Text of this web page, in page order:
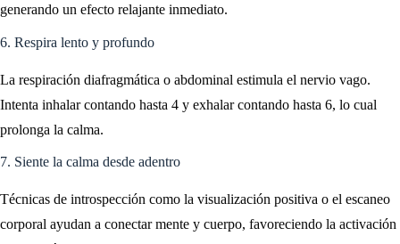
generando un efecto relajante inmediato.
6. Respira lento y profundo
La respiración diafragmática o abdominal estimula el nervio vago.
Intenta inhalar contando hasta 4 y exhalar contando hasta 6, lo cual
prolonga la calma.
7. Siente la calma desde adentro
Técnicas de introspección como la visualización positiva o el escaneo
corporal ayudan a conectar mente y cuerpo, favoreciendo la activación